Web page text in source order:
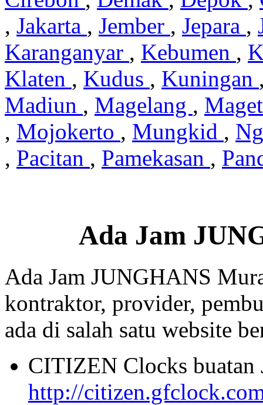
, Jakarta , Jember , Jepara ,
Karanganyar , Kebumen ,
Klaten , Kudus , Kuningan
Madiun , Magelang ,
, Mojokerto , Mungkid ,
, Pacitan , Pamekasan ,
Ada Jam
Ada Jam JUNGHANS
kontraktor, provider,
ada di salah satu website
CITIZEN Clocks buatan
http://